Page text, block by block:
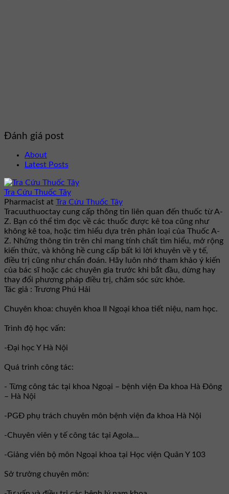
Đánh giá post
About
Latest Posts
Tra Cứu Thuốc Tây
Pharmacist at Tra Cứu Thuốc Tây
Tracuuthuoctay cung cấp thông tin liên quan đến thuốc từ A-
Z. Bạn có thể tìm đọc về các thuốc được kê toa cũng như
không kê toa, hoặc tìm hiểu dựa trên phân loại của Thuốc A-
Z. Những thông tin trên chỉ mang tính chất tìm hiểu, mở rộng
kiến thức, và không hề cung cấp bất kì lời khuyên về y tế,
điều trị cũng như chẩn đoán. Hãy luôn nhớ tham khảo ý kiến
của bác sĩ hoặc các chuyên gia trước khi bắt đầu, dừng hay
thay đổi phương pháp điều trị, chăm sóc sức khỏe.
Tác giả : Trương Phú Hải
Chuyên khoa: chuyên khoa II Ngoại khoa tiết niệu, nam học.
Trình độ học vấn:
-Đại học Y Hà Nội
Quá trình công tác:
- Từng công tác tại khoa Ngoại – bệnh viện Đa khoa Hà Đông
– Hà Nội
-PGĐ phụ trách chuyên môn bệnh viện đa khoa Hà Nội
-Chuyên viên y tế công tác tại Agola...
-Giảng viên bộ môn Ngoại khoa tại Học viện Quân Y 103
Sở trưởng chuyên môn: